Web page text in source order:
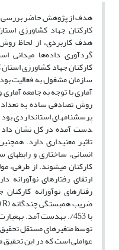
هدف از پژوهش حاضر بررسی
کارکنان جهاد کشاورزی
هدف کاربردی، از لحاظ
گردآوری داده‌ها میدانی
آماری با توجه به جامعه
دست آمده در کل نشان داد
تاثیر معنی­داری دارد.
انسانی، ساختاری و
کارکنان می­شوند. از طرفی،
ارتقای رفتارهای نوآورانه
رفتارهای نوآورانه
ضریب همبستگی چندگانه (R) برابر با 680/. و ضریب تعیین (R
توسط متغیرهای مستقل تحقیق
عواملی است که در این تحقیق